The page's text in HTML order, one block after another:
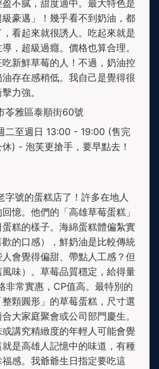
不膩，甜度適中。最大特色是
級豪邁」！幾乎看不到奶油，都
看起來就很誘人。吃起來就是
，超級過癮。價格也算合理。
新鮮草莓的人！不過，奶油控
存在感稍低。我自己是覺得很
力強。
苓雅區泰順街60號
二至週日 13:00 - 19:00 (售完
) - 泡芙更搶手，要早點去！
字號的蛋糕店了！許多在地人
憶。他們的「高雄草莓蛋糕」
糕的樣子。海綿蛋糕體偏紮實
歡的口感），鮮奶油是比較傳統
會覺得偏甜、帶點人工感？但
味）。草莓品質穩定，給得量
非常實惠，CP值高。最特別的
顆圓形」的草莓蛋糕，尺寸選
大家庭聚會或公司部門慶生。
講究精緻度的年輕人可能會覺
是高雄人記憶中的味道，有種
感。我爺爺生日指定要吃這